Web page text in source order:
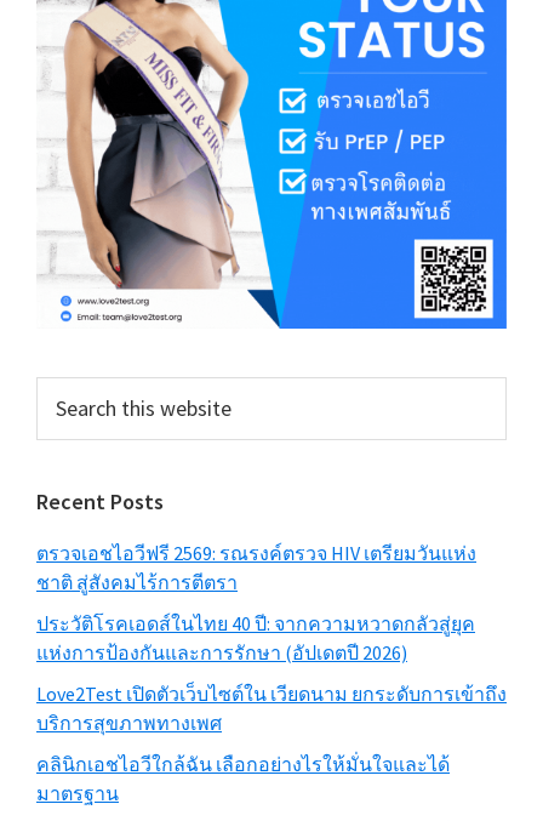
this
Recent Posts
ตรวจเอชไอวีฟรี 2569: รณรงค์ตรวจ HIV เตรียมวันแห่ง
ชาติ สู่สังคมไร้การตีตรา
ประวัติโรคเอดส์ในไทย 40 ปี: จากความหวาดกลัวสู่ยุค
แห่งการป้องกันและการรักษา (อัปเดตปี 2026)
Love2Test เปิดตัวเว็บไซต์ใน เวียดนาม ยกระดับการเข้าถึง
บริการสุขภาพทางเพศ
คลินิกเอชไอวีใกล้ฉัน เลือกอย่างไรให้มั่นใจและได้
มาตรฐาน